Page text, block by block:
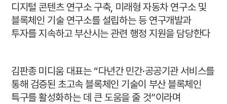
디지털 콘텐츠 연구소 구축, 미래형 자동차 연구소 및
블록체인 기술 연구소를 설립하는 등 연구개발과
투자를 지속하고 부산시는 관련 행정 지원을 담당한다
김판종 미디움 대표는 “다년간 민간·공공기관 서비스를
통해 검증된 초고속 블록체인 기술이 부산 블록체인
특구를 활성화하는 데 큰 도움을 줄 것”이라며